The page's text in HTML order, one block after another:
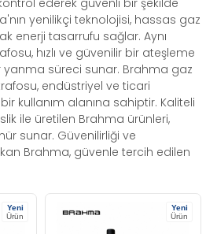
kontrol ederek güvenli bir şekilde
yenilikçi teknolojisi, hassas gaz
enerji tasarrufu sağlar. Aynı
hızlı ve güvenilir bir ateşleme
yanma süreci sunar. Brahma gaz
endüstriyel ve ticari
kullanım alanına sahiptir. Kaliteli
ile üretilen Brahma ürünleri,
sunar. Güvenilirliği ve
Brahma, güvenle tercih edilen
Yeni
Ürün
Yeni
Ürün